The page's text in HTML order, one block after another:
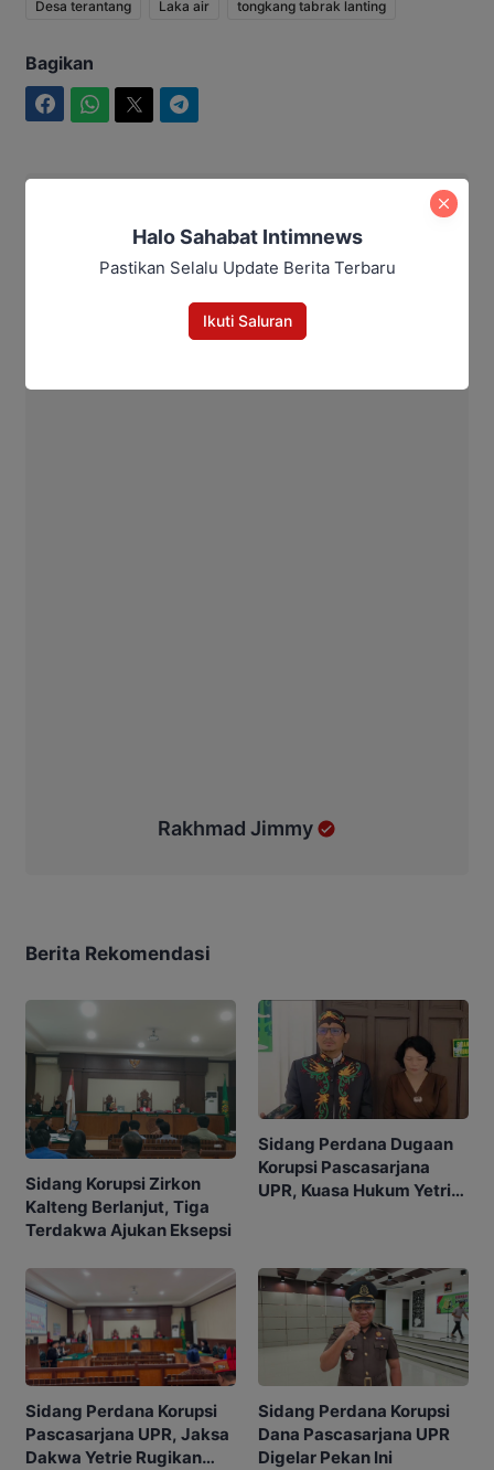
Desa terantang Laka air tongkang tabrak lanting
Bagikan
Rakhmad Jimmy
Berita Rekomendasi
Sidang Korupsi Zirkon
Kalteng Berlanjut, Tiga
Terdakwa Ajukan Eksepsi
Sidang Perdana Dugaan
Korupsi Pascasarjana
UPR, Kuasa Hukum Yetrie
Sidang Perdana Korupsi
Pascasarjana UPR, Jaksa
Dakwa Yetrie Rugikan
Sidang Perdana Korupsi
Dana Pascasarjana UPR
Digelar Pekan Ini
Halo Sahabat Intimnews
Pastikan Selalu Update Berita Terbaru
Ikuti Saluran